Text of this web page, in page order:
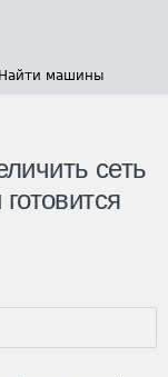
Найти машины
сеть